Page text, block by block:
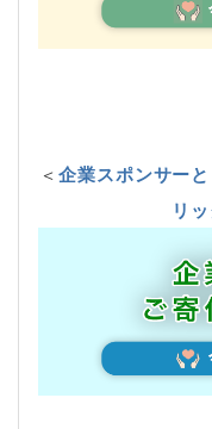
＜企業スポンサー
リ